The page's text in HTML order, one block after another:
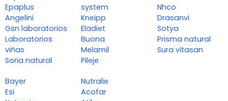
Epaplus
Angelini
Gsn laboratorios
Laboratorios
viñas
Soria natural
system
Kneipp
Eladiet
Buona
Melamil
Pileje
Nhco
Drasanvi
Sotya
Prisma natural
Sura vitasan
Bayer
Esi
Nutralie
Acofar